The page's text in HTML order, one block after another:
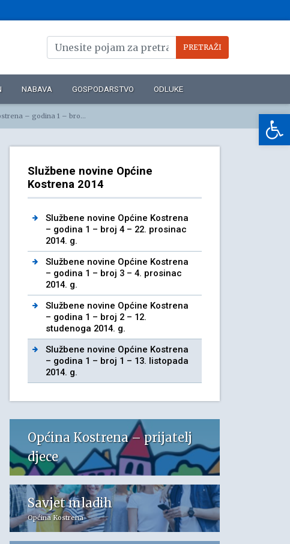
NABAVA GOSPODARSTVO ODLUKE
1 – broj 1 – 13. listopada 2014. g.
Službene novine Općine
Kostrena 2014
Službene novine Općine Kostrena
– godina 1 – broj 4 – 22. prosinac
2014. g.
Službene novine Općine Kostrena
– godina 1 – broj 3 – 4. prosinac
2014. g.
Službene novine Općine Kostrena
– godina 1 – broj 2 – 12.
studenoga 2014. g.
Službene novine Općine Kostrena
– godina 1 – broj 1 – 13. listopada
2014. g.
Općina Kostrena – prijatelj
djece
Savjet mladih
Općina Kostrena